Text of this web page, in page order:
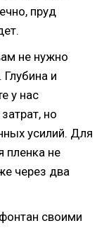
пруд
не нужно
и
у нас
но
усилий. Для
пленка не
через два
своими